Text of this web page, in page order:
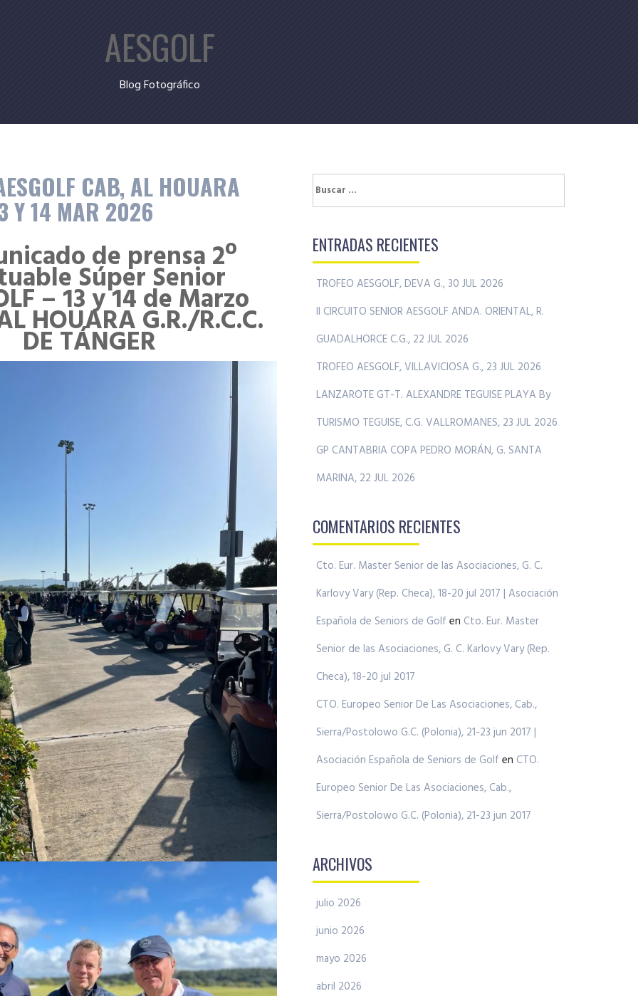
AESGOLF
Blog Fotográfico
CAB, AL HOUARA
Y 14 MAR 2026
de prensa 2º
Súper Senior
– 13 y 14 de Marzo
HOUARA G.R./R.C.C.
DE TÁNGER
Buscar:
ENTRADAS RECIENTES
TROFEO AESGOLF, DEVA G., 30 JUL 2026
II CIRCUITO SENIOR AESGOLF ANDA. ORIENTAL, R.
GUADALHORCE C.G., 22 JUL 2026
TROFEO AESGOLF, VILLAVICIOSA G., 23 JUL 2026
LANZAROTE GT-T. ALEXANDRE TEGUISE PLAYA By
TURISMO TEGUISE, C.G. VALLROMANES, 23 JUL 2026
GP CANTABRIA COPA PEDRO MORÁN, G. SANTA
MARINA, 22 JUL 2026
COMENTARIOS RECIENTES
Cto. Eur. Master Senior de las Asociaciones, G. C.
Karlovy Vary (Rep. Checa), 18-20 jul 2017 | Asociación
Española de Seniors de Golf en Cto. Eur. Master
Senior de las Asociaciones, G. C. Karlovy Vary (Rep.
Checa), 18-20 jul 2017
CTO. Europeo Senior De Las Asociaciones, Cab.,
Sierra/Postolowo G.C. (Polonia), 21-23 jun 2017 |
Asociación Española de Seniors de Golf en CTO.
Europeo Senior De Las Asociaciones, Cab.,
Sierra/Postolowo G.C. (Polonia), 21-23 jun 2017
ARCHIVOS
julio 2026
junio 2026
mayo 2026
abril 2026